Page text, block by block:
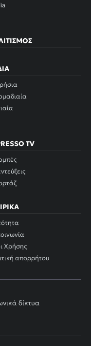
TV
Χρήσης
απορρήτου
δίκτυα